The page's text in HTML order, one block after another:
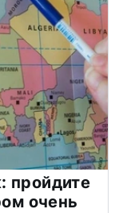
пройдите
очень